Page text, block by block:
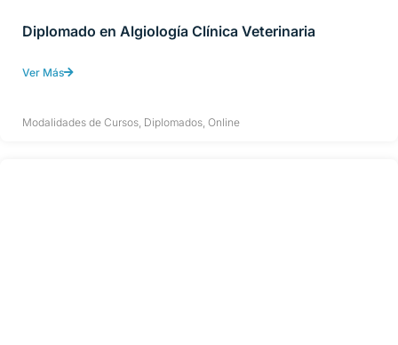
Diplomado en Algiología Clínica Veterinaria
Ver Más
Modalidades de Cursos, Diplomados, Online